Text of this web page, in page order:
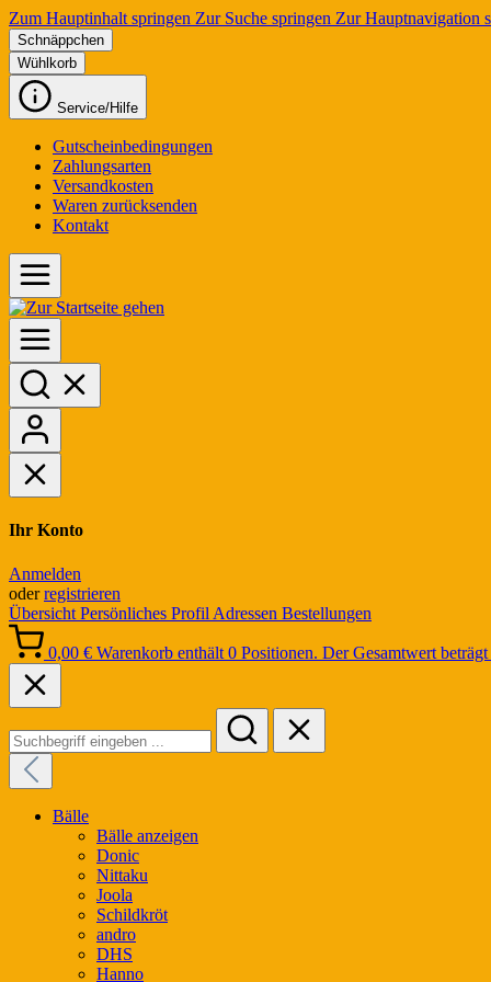
Zum Hauptinhalt springen Zur Suche springen Zur Hauptnavigation
Schnäppchen
Wühlkorb
Service/Hilfe
Gutscheinbedingungen
Zahlungsarten
Versandkosten
Waren zurücksenden
Kontakt
Ihr Konto
Anmelden
oderregistrieren
Übersicht Persönliches Profil Adressen Bestellungen
0,00 € Warenkorb enthält 0 Positionen. Der Gesamtwert
Bälle
Bälle anzeigen
Donic
Nittaku
Joola
Schildkröt
andro
DHS
Hanno